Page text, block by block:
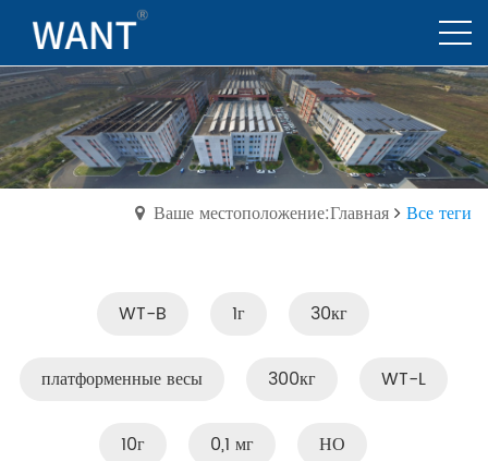
Ваше местоположение:Главная Все теги
WT-B 1г 30кг
платформенные весы 300кг WT-L
10г 0,1 мг НО